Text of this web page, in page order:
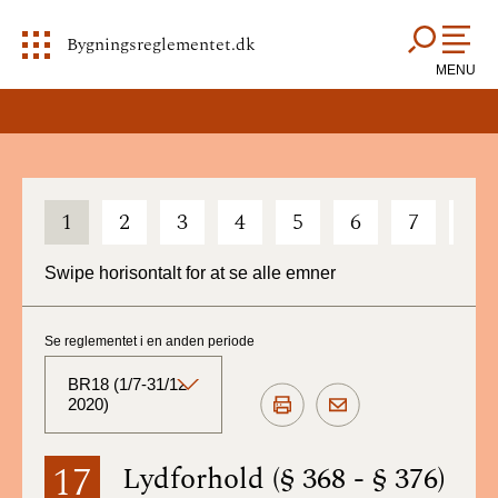
Bygningsreglementet.dk
MENU
1 2 3 4 5 6 7
Swipe horisontalt for at se alle emner
17 Lydforhold (§ 368 - § 376)
Se reglementet i en anden periode
BR18 (1/7-31/12
2020)
BR18 (Aktuelt)